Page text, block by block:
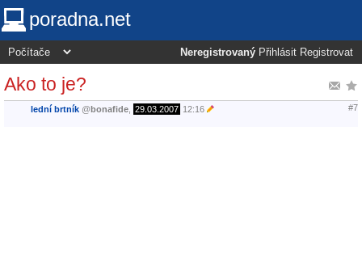
poradna.net
Neregistrovaný Přihlásit Registrovat
Ako to je?
lední brtník @bonafide 29.03.2007 12:16 #7